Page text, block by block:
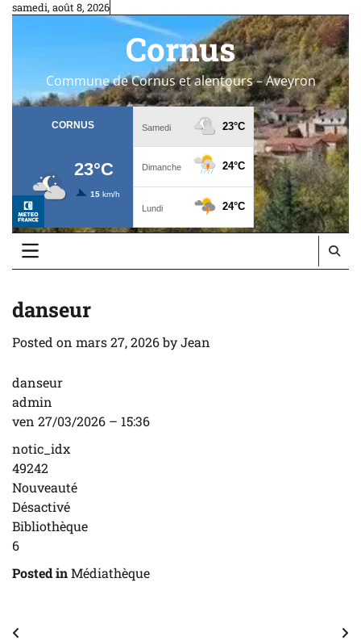
Skipsamedi, août 8, 2026
Cornus
Commune de Cornus et alentours – Aveyron
danseur
Posted on mars 27, 2026byJean
danseur
admin
ven 27/03/2026 – 15:36
notic_idx
49242
Nouveauté
Désactivé
Bibliothèque
6
Posted inMédiathèque